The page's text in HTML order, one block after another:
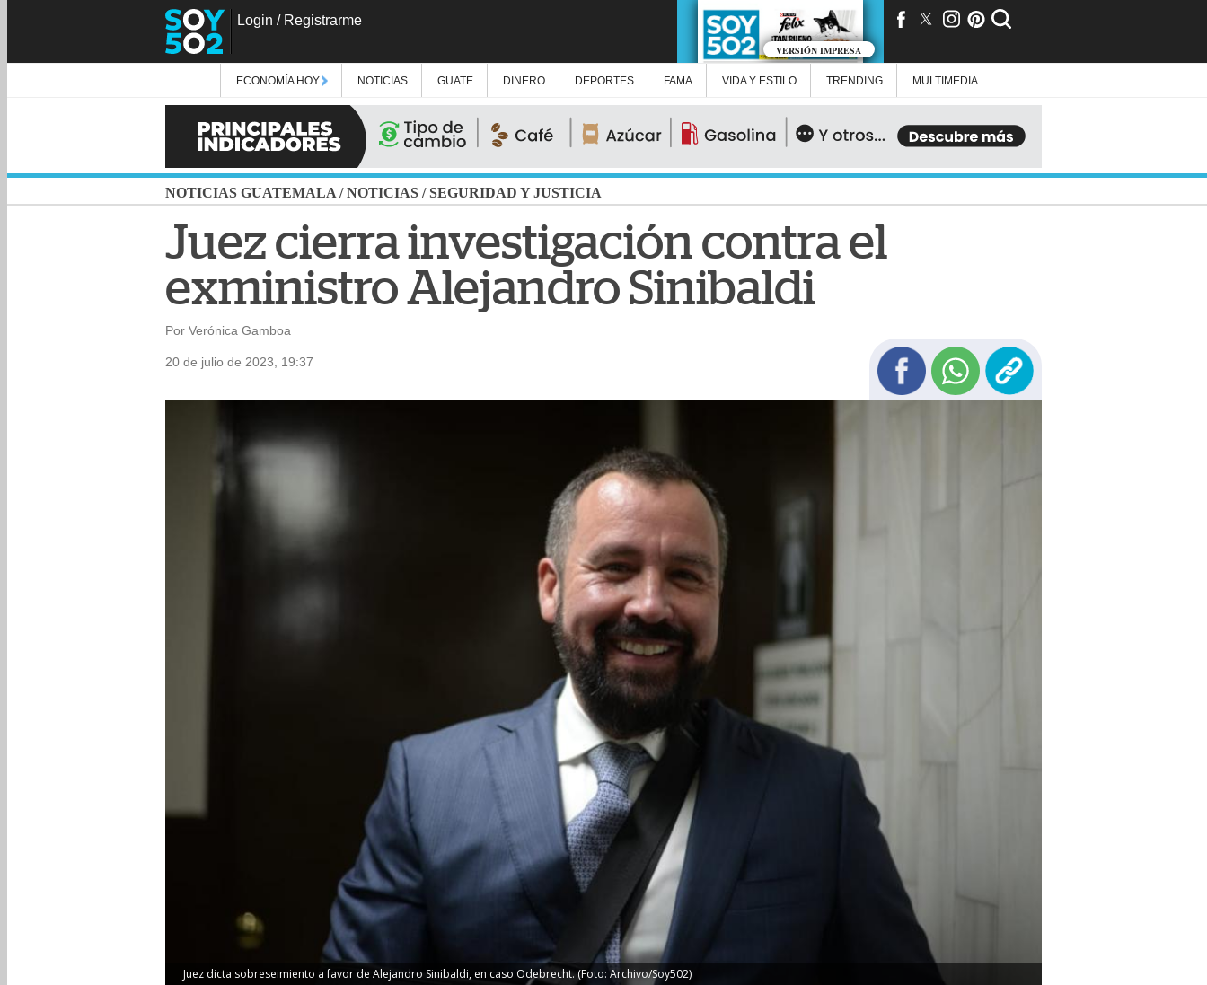
Login / Registrarme
VERSIÓN IMPRESA
ECONOMÍA HOY NOTICIAS GUATE DINERO DEPORTES FAMA VIDA Y ESTILO TRENDING MULTIMEDIA
NOTICIAS GUATEMALA /NOTICIAS /SEGURIDAD Y JUSTICIA
Juez cierra investigación contra el
exministro Alejandro Sinibaldi
Por Verónica Gamboa
20 de julio de 2023, 19:37
Juez dicta sobreseimiento a favor de Alejandro Sinibaldi, en caso Odebrecht. (Foto: Archivo/Soy502)